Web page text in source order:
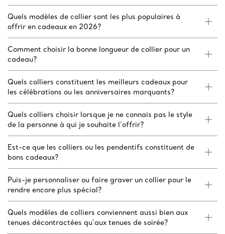
Quels modèles de collier sont les plus populaires à
offrir en cadeaux en 2026?
Comment choisir la bonne longueur de collier pour un
cadeau?
Quels colliers constituent les meilleurs cadeaux pour
les célébrations ou les anniversaires marquants?
Quels colliers choisir lorsque je ne connais pas le style
de la personne à qui je souhaite l’offrir?
Est-ce que les colliers ou les pendentifs constituent de
bons cadeaux?
Puis-je personnaliser ou faire graver un collier pour le
rendre encore plus spécial?
Quels modèles de colliers conviennent aussi bien aux
tenues décontractées qu’aux tenues de soirée?